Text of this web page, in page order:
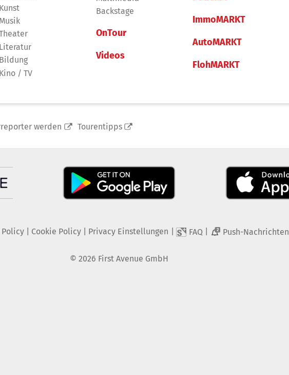
Kunst
Musik
Literatur
Bildung
Kino / TV
Backstage
OnTour
Videos
ImmoMARKT
AutoMARKT
FlohMARKT
werden Tourentipps
| Cookie Policy| Privacy Einstellungen FAQ 2 Push-Nachrichten
© 2026 First Avenue GmbH